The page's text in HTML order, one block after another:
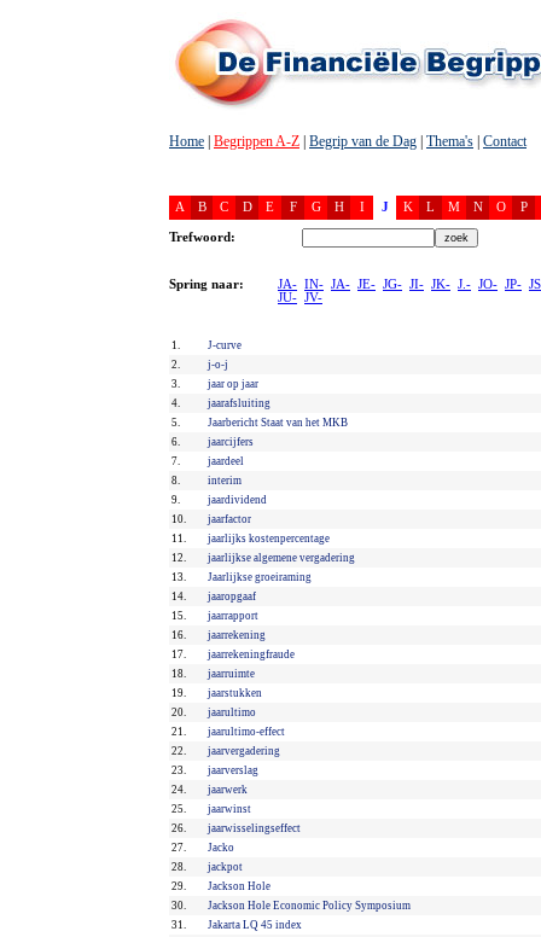
Home Begrippen A-Z Begrip van de Dag Thema's Contact
A B C D E F G H I J K L M N O P
Trefwoord:
Spring naar: JA- IN- JA- JE- JG- JI- JK- J.- JO- JP-
JU- JV-
1.
J-curve
2.
j-o-j
3.
jaar op jaar
4.
jaarafsluiting
5.
Jaarbericht Staat van het MKB
6.
jaarcijfers
7.
jaardeel
8.
interim
9.
jaardividend
10.
jaarfactor
11.
jaarlijks kostenpercentage
12.
jaarlijkse algemene vergadering
13.
Jaarlijkse groeiraming
14.
jaaropgaaf
15.
jaarrapport
16.
jaarrekening
17.
jaarrekeningfraude
18.
jaarruimte
19.
jaarstukken
20.
jaarultimo
21.
jaarultimo-effect
22.
jaarvergadering
23.
jaarverslag
24.
jaarwerk
25.
jaarwinst
26.
jaarwisselingseffect
27.
Jacko
28.
jackpot
29.
Jackson Hole
30.
Jackson Hole Economic Policy Symposium
31.
Jakarta LQ 45 index